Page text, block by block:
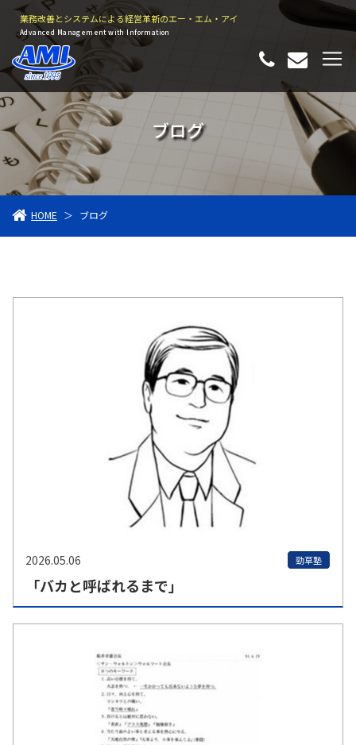
業務改善とシステムによる経営革新のエー・エム・アイ
Advanced Management with Information
ブログ
HOME ＞ ブログ
2026.05.06 勁草塾
「バカと呼ばれるまで」